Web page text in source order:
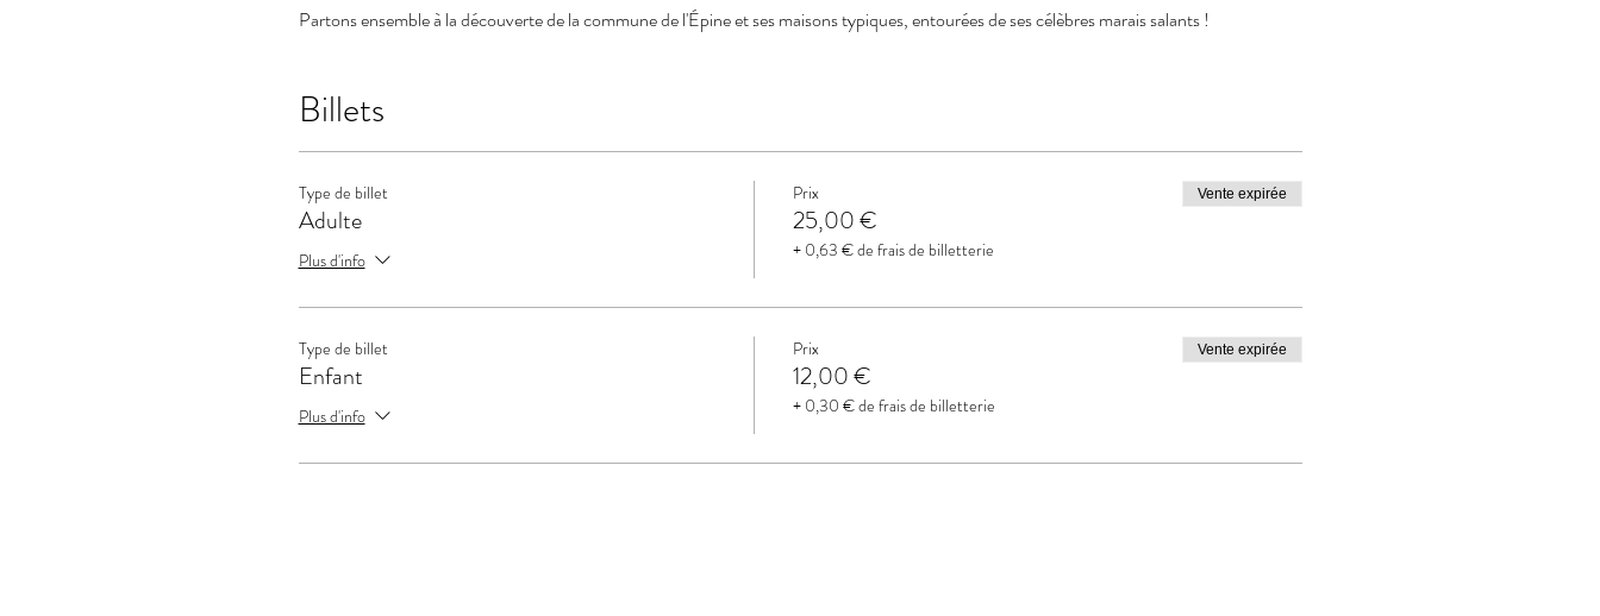
Partons ensemble à la découverte de la commune de l'Épine et ses maisons typiques, entourées de ses célèbres marais salants !
Billets
Type de billet
Adulte
Plus d'info
Prix
25,00 €
+ 0,63 € de frais de billetterie
Vente expirée
Type de billet
Enfant
Plus d'info
Prix
12,00 €
+ 0,30 € de frais de billetterie
Vente expirée